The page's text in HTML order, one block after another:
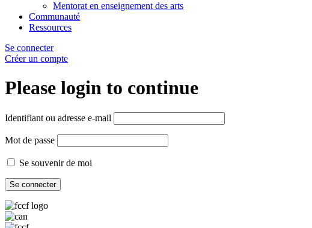
Mentorat en enseignement des arts
Communauté
Ressources
Se connecter
Créer un compte
Please login to continue
Identifiant ou adresse e-mail
Mot de passe
Se souvenir de moi